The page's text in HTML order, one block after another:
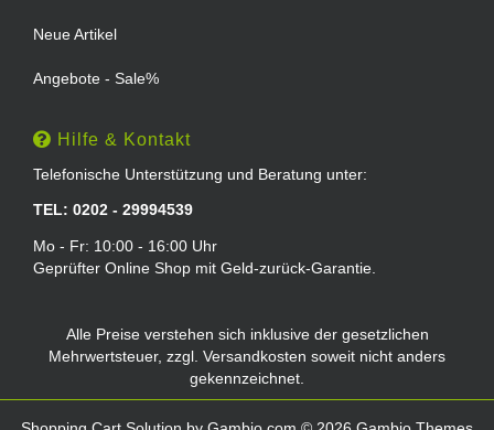
Neue Artikel
Angebote - Sale%
Hilfe & Kontakt
Telefonische Unterstützung und Beratung unter:
TEL: 0202 - 29994539
Mo - Fr: 10:00 - 16:00 Uhr
Geprüfter Online Shop mit Geld-zurück-Garantie.
Alle Preise verstehen sich inklusive der gesetzlichen
Mehrwertsteuer, zzgl. Versandkosten soweit nicht anders
gekennzeichnet.